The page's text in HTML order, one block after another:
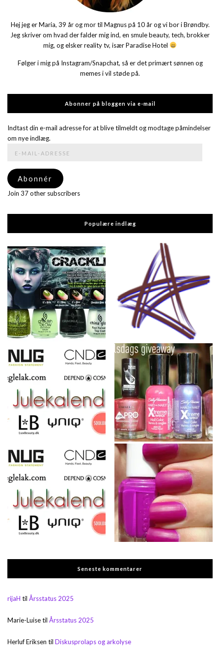
Hej jeg er Maria, 39 år og mor til Magnus på 10 år og vi bor i Brøndby.
Jeg skriver om hvad der falder mig ind, en smule beauty, tech, brokker
mig, og elsker reality tv, især Paradise Hotel
Følger i mig på Instagram/Snapchat, så er det primært sønnen og
memes i vil støde på.
Abonner på bloggen via e-mail
Indtast din e-mail adresse for at blive tilmeldt og modtage påmindelser
om nye indlæg.
adresse
Abonnér
Join 37 other subscribers
Populære indlæg
Seneste kommentarer
rijaH til Årsstatus 2025
Marie-Luisetil Årsstatus 2025
Herluf Eriksen til Diskusprolaps og arkolyse